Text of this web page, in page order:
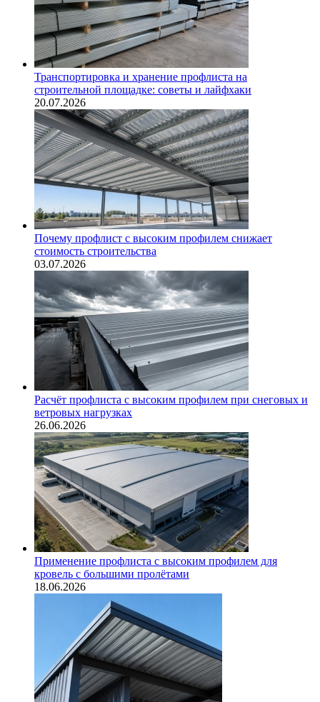
Транспортировка и хранение профлиста на
строительной площадке: советы и лайфхаки
20.07.2026
Почему профлист с высоким профилем снижает
стоимость строительства
03.07.2026
Расчёт профлиста с высоким профилем при снеговых и
ветровых нагрузках
26.06.2026
Применение профлиста с высоким профилем для
кровель с большими пролётами
18.06.2026